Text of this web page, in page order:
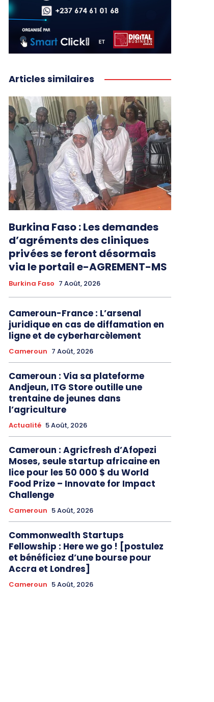
Articles similaires
Burkina Faso : Les demandes
d’agréments des cliniques
privées se feront désormais
via le portail e-AGREMENT-MS
Burkina Faso 7 Août, 2026
Cameroun-France : L’arsenal
juridique en cas de diffamation en
ligne et de cyberharcèlement
Cameroun 7 Août, 2026
Cameroun : Via sa plateforme
Andjeun, ITG Store outille une
trentaine de jeunes dans
l’agriculture
Actualité 5 Août, 2026
Cameroun : Agricfresh d’Afopezi
Moses, seule startup africaine en
lice pour les 50 000 $ du World
Food Prize – Innovate for Impact
Challenge
Cameroun 5 Août, 2026
Commonwealth Startups
Fellowship : Here we go ! [postulez
et bénéficiez d’une bourse pour
Accra et Londres]
Cameroun 5 Août, 2026